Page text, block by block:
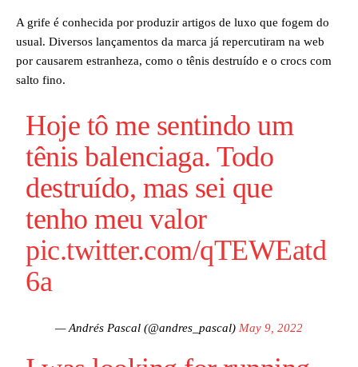
A grife é conhecida por produzir artigos de luxo que fogem do
usual. Diversos lançamentos da marca já repercutiram na web
por causarem estranheza, como o tênis destruído e o crocs com
salto fino.
Hoje tô me sentindo um
tênis balenciaga. Todo
destruído, mas sei que
tenho meu valor
pic.twitter.com/qTEWEatd
6a
— Andrés Pascal (@andres_pascal) May 9, 2022